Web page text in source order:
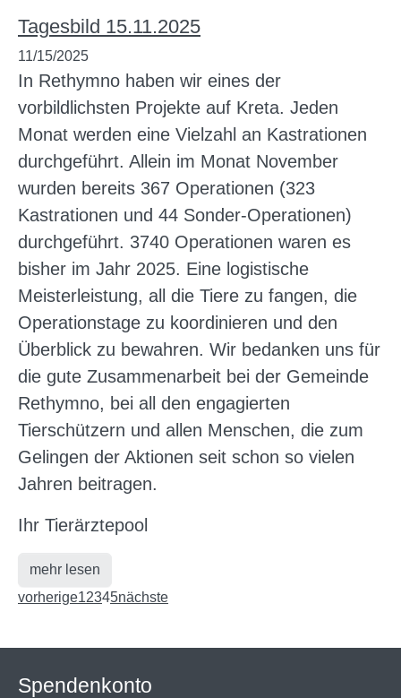
Tagesbild 15.11.2025
11/15/2025
In Rethymno haben wir eines der
vorbildlichsten Projekte auf Kreta. Jeden
Monat werden eine Vielzahl an Kastrationen
durchgeführt. Allein im Monat November
wurden bereits 367 Operationen (323
Kastrationen und 44 Sonder-Operationen)
durchgeführt. 3740 Operationen waren es
bisher im Jahr 2025. Eine logistische
Meisterleistung, all die Tiere zu fangen, die
Operationstage zu koordinieren und den
Überblick zu bewahren. Wir bedanken uns für
die gute Zusammenarbeit bei der Gemeinde
Rethymno, bei all den engagierten
Tierschützern und allen Menschen, die zum
Gelingen der Aktionen seit schon so vielen
Jahren beitragen.
Ihr Tierärztepool
mehr lesen
vorherige12345nächste
Spendenkonto